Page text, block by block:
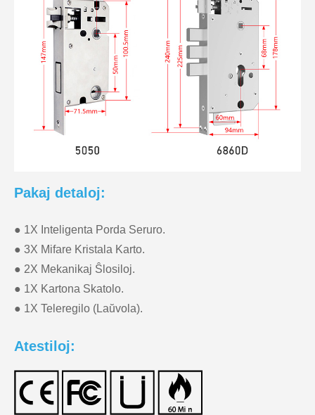
Pakaj detaloj:
● 1X Inteligenta Porda Seruro.
● 3X Mifare Kristala Karto.
● 2X Mekanikaj Ŝlosiloj.
● 1X Kartona Skatolo.
● 1X Teleregilo (Laŭvola).
Atestiloj: